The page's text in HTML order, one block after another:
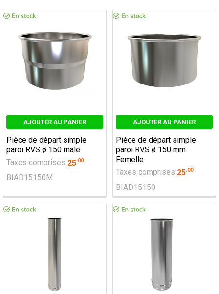
AJOUTER AU PANIER
Pièce de départ simple
paroi RVS ø 150 mâle
Taxes comprises 25.00
BIAD15150M
AJOUTER AU PANIER
Pièce de départ simple
paroi RVS ø 150 mm
Femelle
Taxes comprises 25.00
BIAD15150